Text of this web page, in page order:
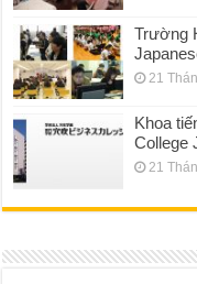
Trường
21
Khoa
College
21